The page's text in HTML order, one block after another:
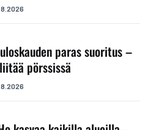
paras suoritus –
pörssissä